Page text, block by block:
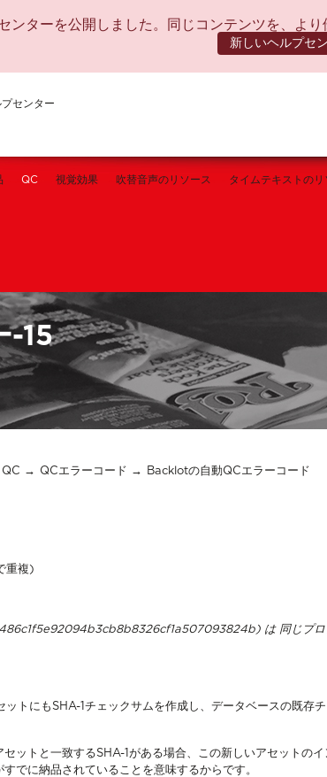
ンターを公開しました。同じコンテンツを、よ
新しいヘルプセ
センター
QC 視覚効果 吹替音声のリソース タイムテキストのリ
-15
QC QCエラーコード Backlotの自動QCエラーコード
重複)
は 同じプロ
トにもSHA-1チェックサムを作成し、データベースの既存
ットと一致するSHA-1がある場合、この新しいアセットの
でに納品されていることを意味するからです。